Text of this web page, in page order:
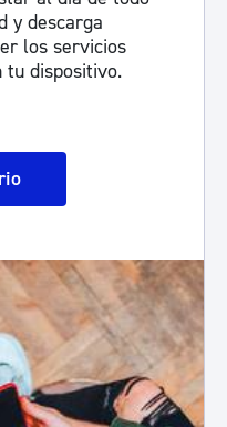
y descarga
los servicios
tu dispositivo.